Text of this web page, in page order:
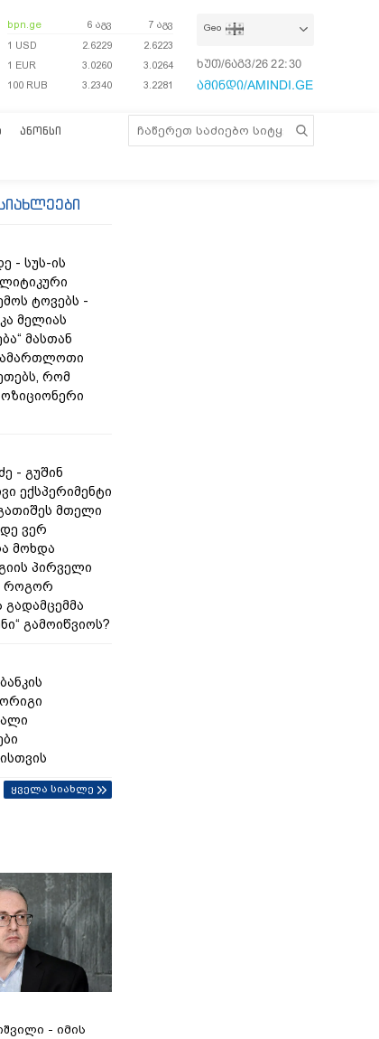
bpn.ge 6 აგვ
7 აგვ
1 USD
2.6229
2.6223
1 EUR
3.0260
3.0264
100 RUB
3.2340 3.2281
Geo
ხუთ/6აგვ/26 22:30:24
ამინდი/AMINDI.GE
ᲐᲜᲝᲜᲡᲘ
- სუს-ის
ტოვებს -
მელიას
მასთან
რომ
- გუშინ
ექსპერიმენტი
მთელი
ვერ
მოხდა
პირველი
როგორ
გამოიწვიოს?
ყველა სიახლე
- იმის